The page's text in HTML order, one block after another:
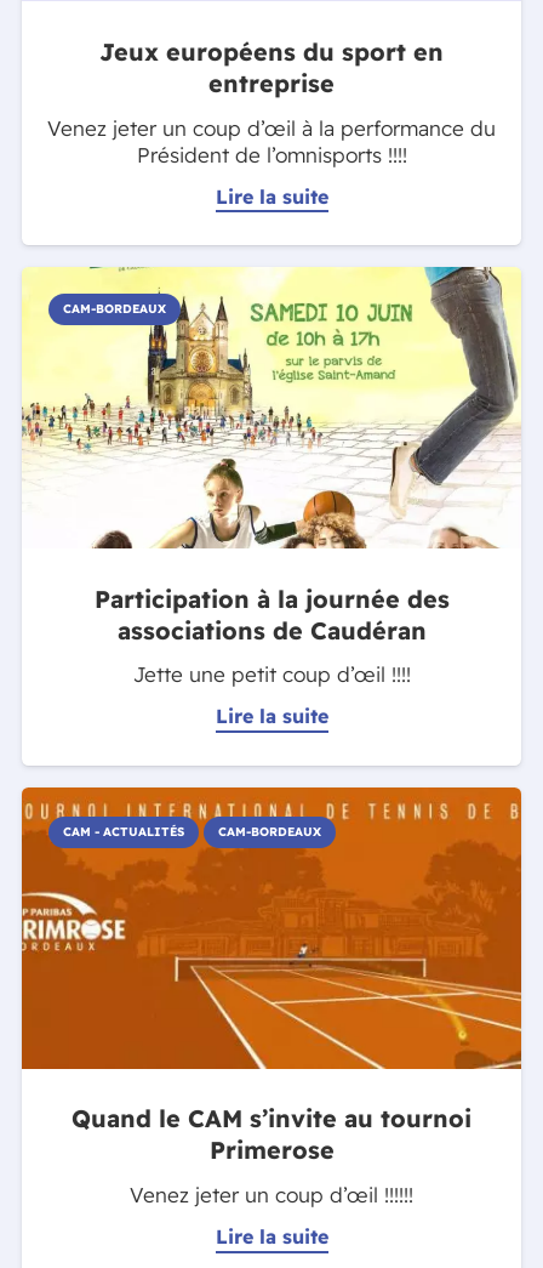
Jeux européens du sport en
entreprise
Venez jeter un coup d’œil à la performance du
Président de l’omnisports !!!!
Lire la suite
CAM-BORDEAUX
Participation à la journée des
associations de Caudéran
Jette une petit coup d’œil !!!!
Lire la suite
CAM - ACTUALITÉS CAM-BORDEAUX
Quand le CAM s’invite au tournoi
Primerose
Venez jeter un coup d’œil !!!!!!
Lire la suite